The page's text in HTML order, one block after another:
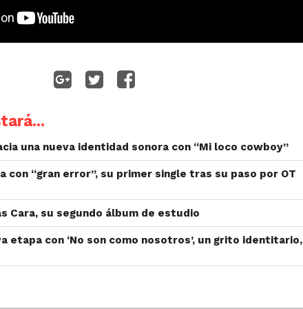
una nueva identidad sonora con “Mi loco cowboy”
con “gran error”, su primer single tras su paso por OT
Cara, su segundo álbum de estudio
etapa con ‘No son como nosotros’, un grito identitario,